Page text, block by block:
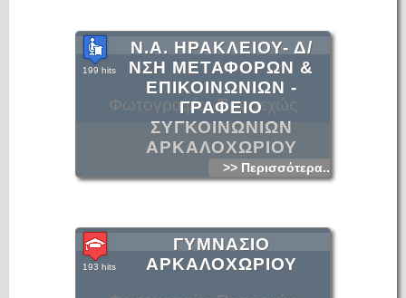
Φωτογραφίες Προσεχώς
Ν.Α. ΗΡΑΚΛΕΙΟΥ- Δ/
ΝΣΗ ΜΕΤΑΦΟΡΩΝ &
ΕΠΙΚΟΙΝΩΝΙΩΝ -
ΓΡΑΦΕΙΟ
ΣΥΓΚΟΙΝΩΝΙΩΝ
ΑΡΚΑΛΟΧΩΡΙΟΥ
199 hits
>> Περισσότερα...
ΓΥΜΝΑΣΙΟ
ΑΡΚΑΛΟΧΩΡΙΟΥ
193 hits